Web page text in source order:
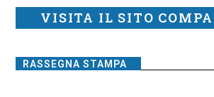
VISITA IL SITO COMPA
RASSEGNA STAMPA